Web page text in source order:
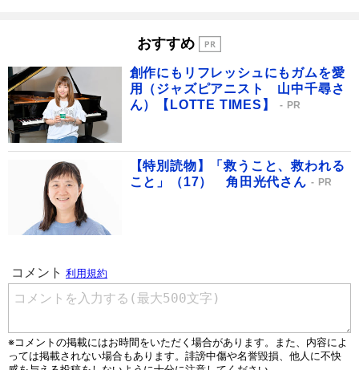
おすすめ
創作にもリフレッシュにもガムを愛
用（ジャズピアニスト 山中千尋さ
ん）【LOTTE TIMES】
PR
【特別読物】「救うこと、救われる
こと」（17） 角田光代さん
PR